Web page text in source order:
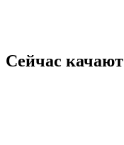
Сейчас качают